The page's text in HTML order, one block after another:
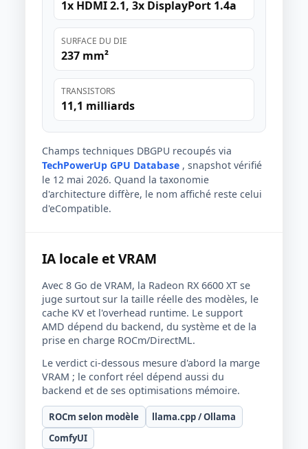
1x HDMI 2.1, 3x DisplayPort 1.4a
SURFACE DU DIE
237 mm²
TRANSISTORS
11,1 milliards
Champs techniques DBGPU recoupés via
TechPowerUp GPU Database , snapshot vérifié
le 12 mai 2026. Quand la taxonomie
d'architecture diffère, le nom affiché reste celui
d'eCompatible.
IA locale et VRAM
Avec 8 Go de VRAM, la Radeon RX 6600 XT se
juge surtout sur la taille réelle des modèles, le
cache KV et l'overhead runtime. Le support
AMD dépend du backend, du système et de la
prise en charge ROCm/DirectML.
Le verdict ci-dessous mesure d'abord la marge
VRAM ; le confort réel dépend aussi du
backend et de ses optimisations mémoire.
ROCm selon modèle
llama.cpp / Ollama
ComfyUI